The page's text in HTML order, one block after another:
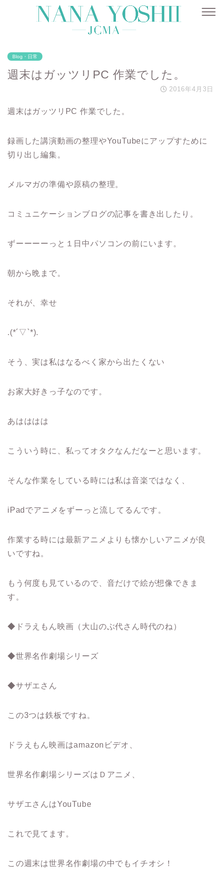
Blog・日常
週末はガッツリPC 作業でした。
2016年4月3日
週末はガッツリPC 作業でした。
録画した講演動画の整理やYouTubeにアップすために
切り出し編集。
メルマガの準備や原稿の整理。
コミュニケーションブログの記事を書き出したり。
ずーーーーっと１日中パソコンの前にいます。
朝から晩まで。
それが、幸せ
.(*´▽`*).
そう、実は私はなるべく家から出たくない
お家大好きっ子なのです。
あはははは
こういう時に、私ってオタクなんだなーと思います。
そんな作業をしている時には私は音楽ではなく、
iPadでアニメをずーっと流してるんです。
作業する時には最新アニメよりも懐かしいアニメが良
いですね。
もう何度も見ているので、音だけで絵が想像できま
す。
◆ドラえもん映画（大山のぶ代さん時代のね）
◆世界名作劇場シリーズ
◆サザエさん
この3つは鉄板ですね。
ドラえもん映画はamazonビデオ、
世界名作劇場シリーズはＤアニメ、
サザエさんはYouTube
これで見てます。
この週末は世界名作劇場の中でもイチオシ！